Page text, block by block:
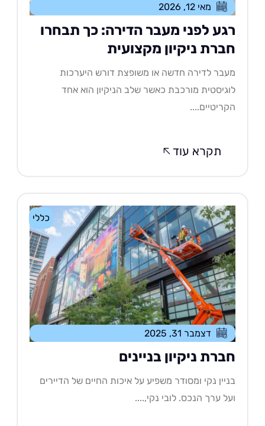
מאי 12, 2026
לפני מעבר הדירה: כך תבחרו
ניקיון מקצועית
לדירה חדשה או משופצת דורש היערכות
מורכבת כאשר שלב הניקיון הוא אחד
תקרא עוד
כללי
דצמבר 31, 2025
ניקיון בניינים
נקי ומסודר משפיע על איכות החיים של הדיירים
ערך הנכס. לובי נקי,....